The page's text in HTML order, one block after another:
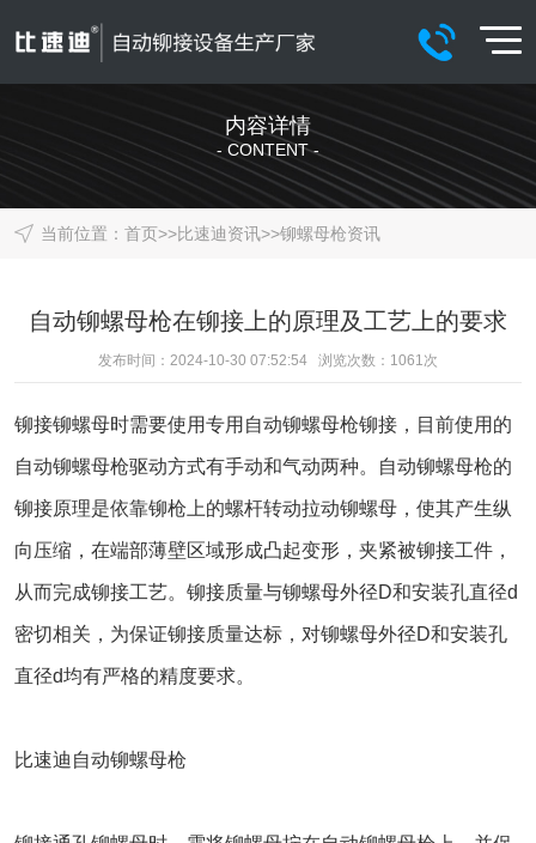
内容详情
- CONTENT -
当前位置： 首页>>比速迪资讯>>铆螺母枪资讯
自动铆螺母枪在铆接上的原理及工艺上的要求
发布时间：2024-10-30 07:52:54 浏览次数： 1061次
铆接铆螺母时需要使用专用自动铆螺母枪铆接，目前使用的
自动铆螺母枪驱动方式有手动和气动两种。自动铆螺母枪的
铆接原理是依靠铆枪上的螺杆转动拉动铆螺母，使其产生纵
向压缩，在端部薄壁区域形成凸起变形，夹紧被铆接工件，
从而完成铆接工艺。铆接质量与铆螺母外径D和安装孔直径d
密切相关，为保证铆接质量达标，对铆螺母外径D和安装孔
直径d均有严格的精度要求。
比速迪自动铆螺母枪